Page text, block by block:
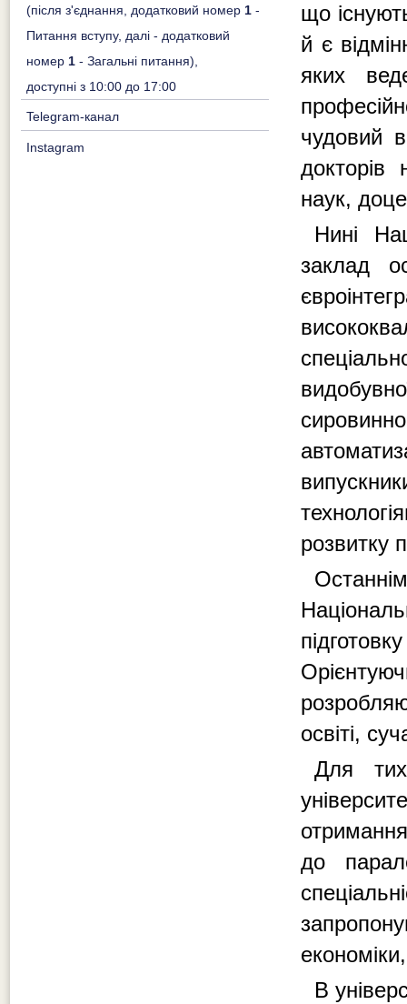
(після з'єднання, додатковий номер 1 -
Питання вступу, далі - додатковий
номер 1 - Загальні питання),
доступні з 10:00 до 17:00
Telegram-канал
Instagram
що
й є
яких
чудовий
докторів
наук,
Нині
заклад
розвитку
освіті,
Для
до
В